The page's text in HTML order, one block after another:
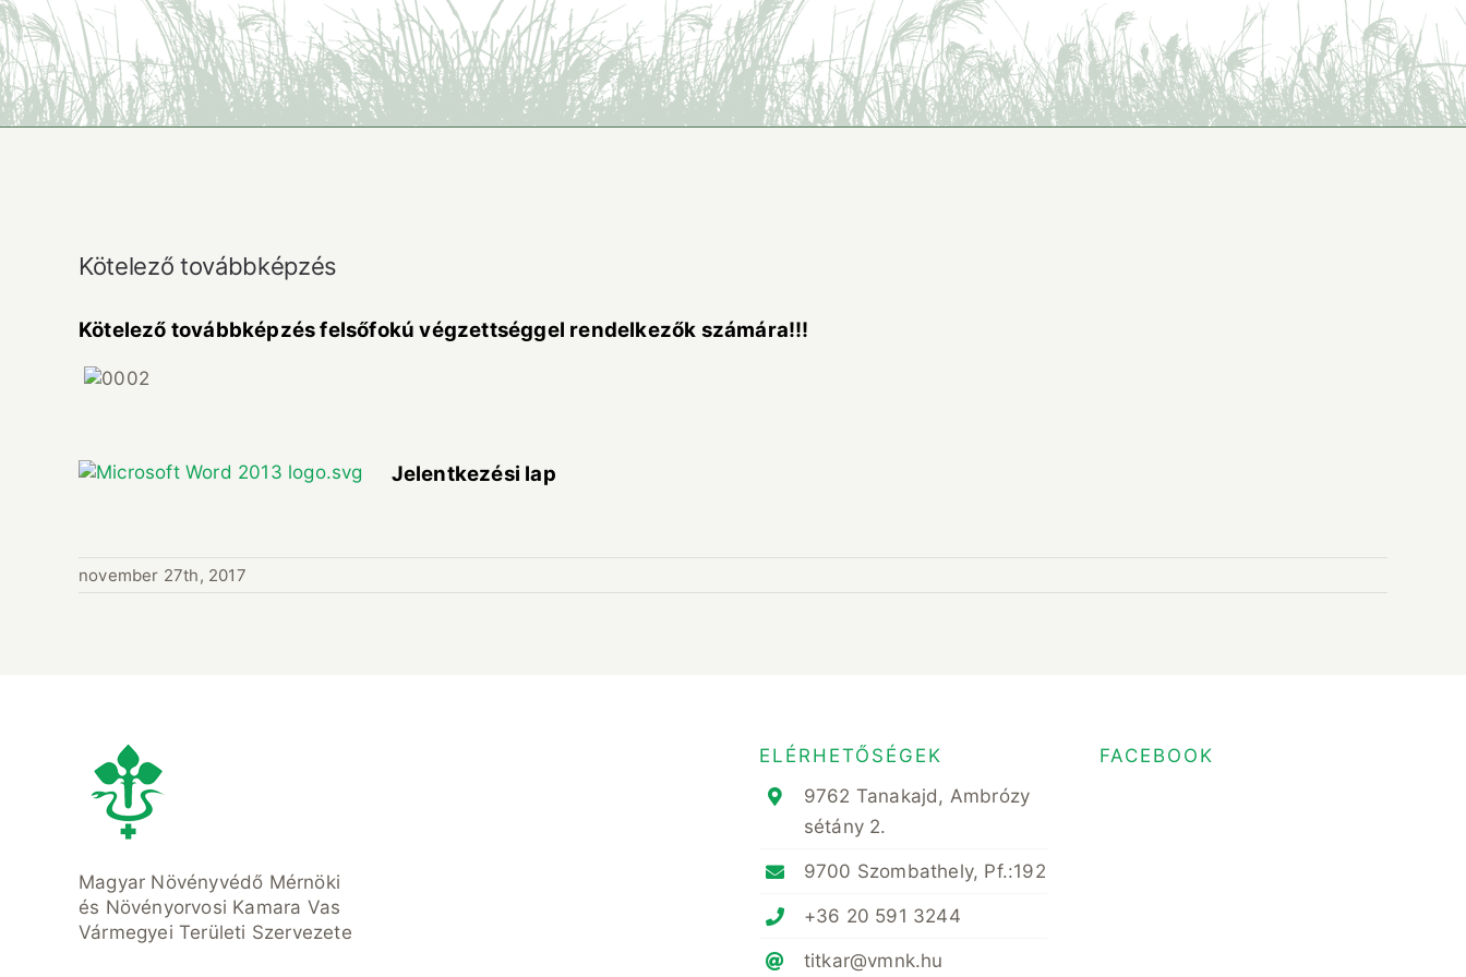
Kötelező továbbképzés
Kötelező továbbképzés felsőfokú végzettséggel rendelkezők számára!!!
Jelentkezési lap
november 27th, 2017
Magyar Növényvédő Mérnöki
és Növényorvosi Kamara Vas
Vármegyei Területi Szervezete
ELÉRHETŐSÉGEK
9762 Tanakajd, Ambrózy
sétány 2.
9700 Szombathely, Pf.:192
+36 20 591 3244
titkar@vmnk.hu
FACEBOOK